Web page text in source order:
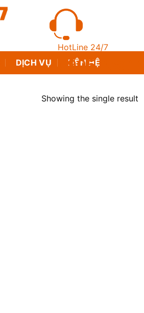
HotLine 24/7
DỊCH VỤ LIÊN HỆ
Showing the single result